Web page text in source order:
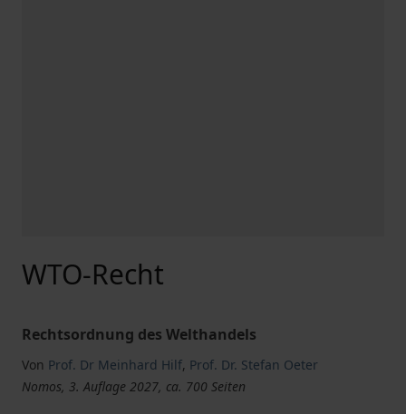
WTO-Recht
Rechtsordnung des Welthandels
Von Prof. Dr Meinhard Hilf, Prof. Dr. Stefan Oeter
Nomos, 3. Auflage 2027, ca. 700 Seiten